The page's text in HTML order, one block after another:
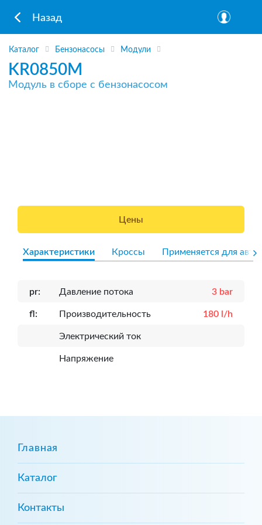
Назад
Каталог Бензонасосы Модули
KR0850M
Модуль в сборе с бензонасосом
Цены
Характеристики Кроссы Применяется для авто
pr: Давление потока 3 bar
fl: Производительность 180 l/h
Электрический ток
Напряжение
Главная
Каталог
Контакты